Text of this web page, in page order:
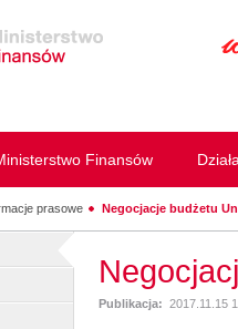
Finansów
prasowe Negocjacje budżetu
Publikacja: 2017.11.15